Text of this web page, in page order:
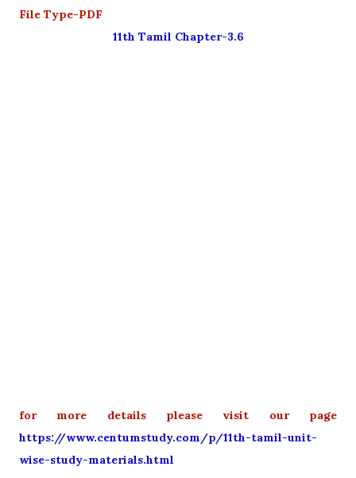
File Type-PDF
11th Tamil Chapter-3.6
for more details please visit our page
https://www.centumstudy.com/p/11th-tamil-unit-
wise-study-materials.html